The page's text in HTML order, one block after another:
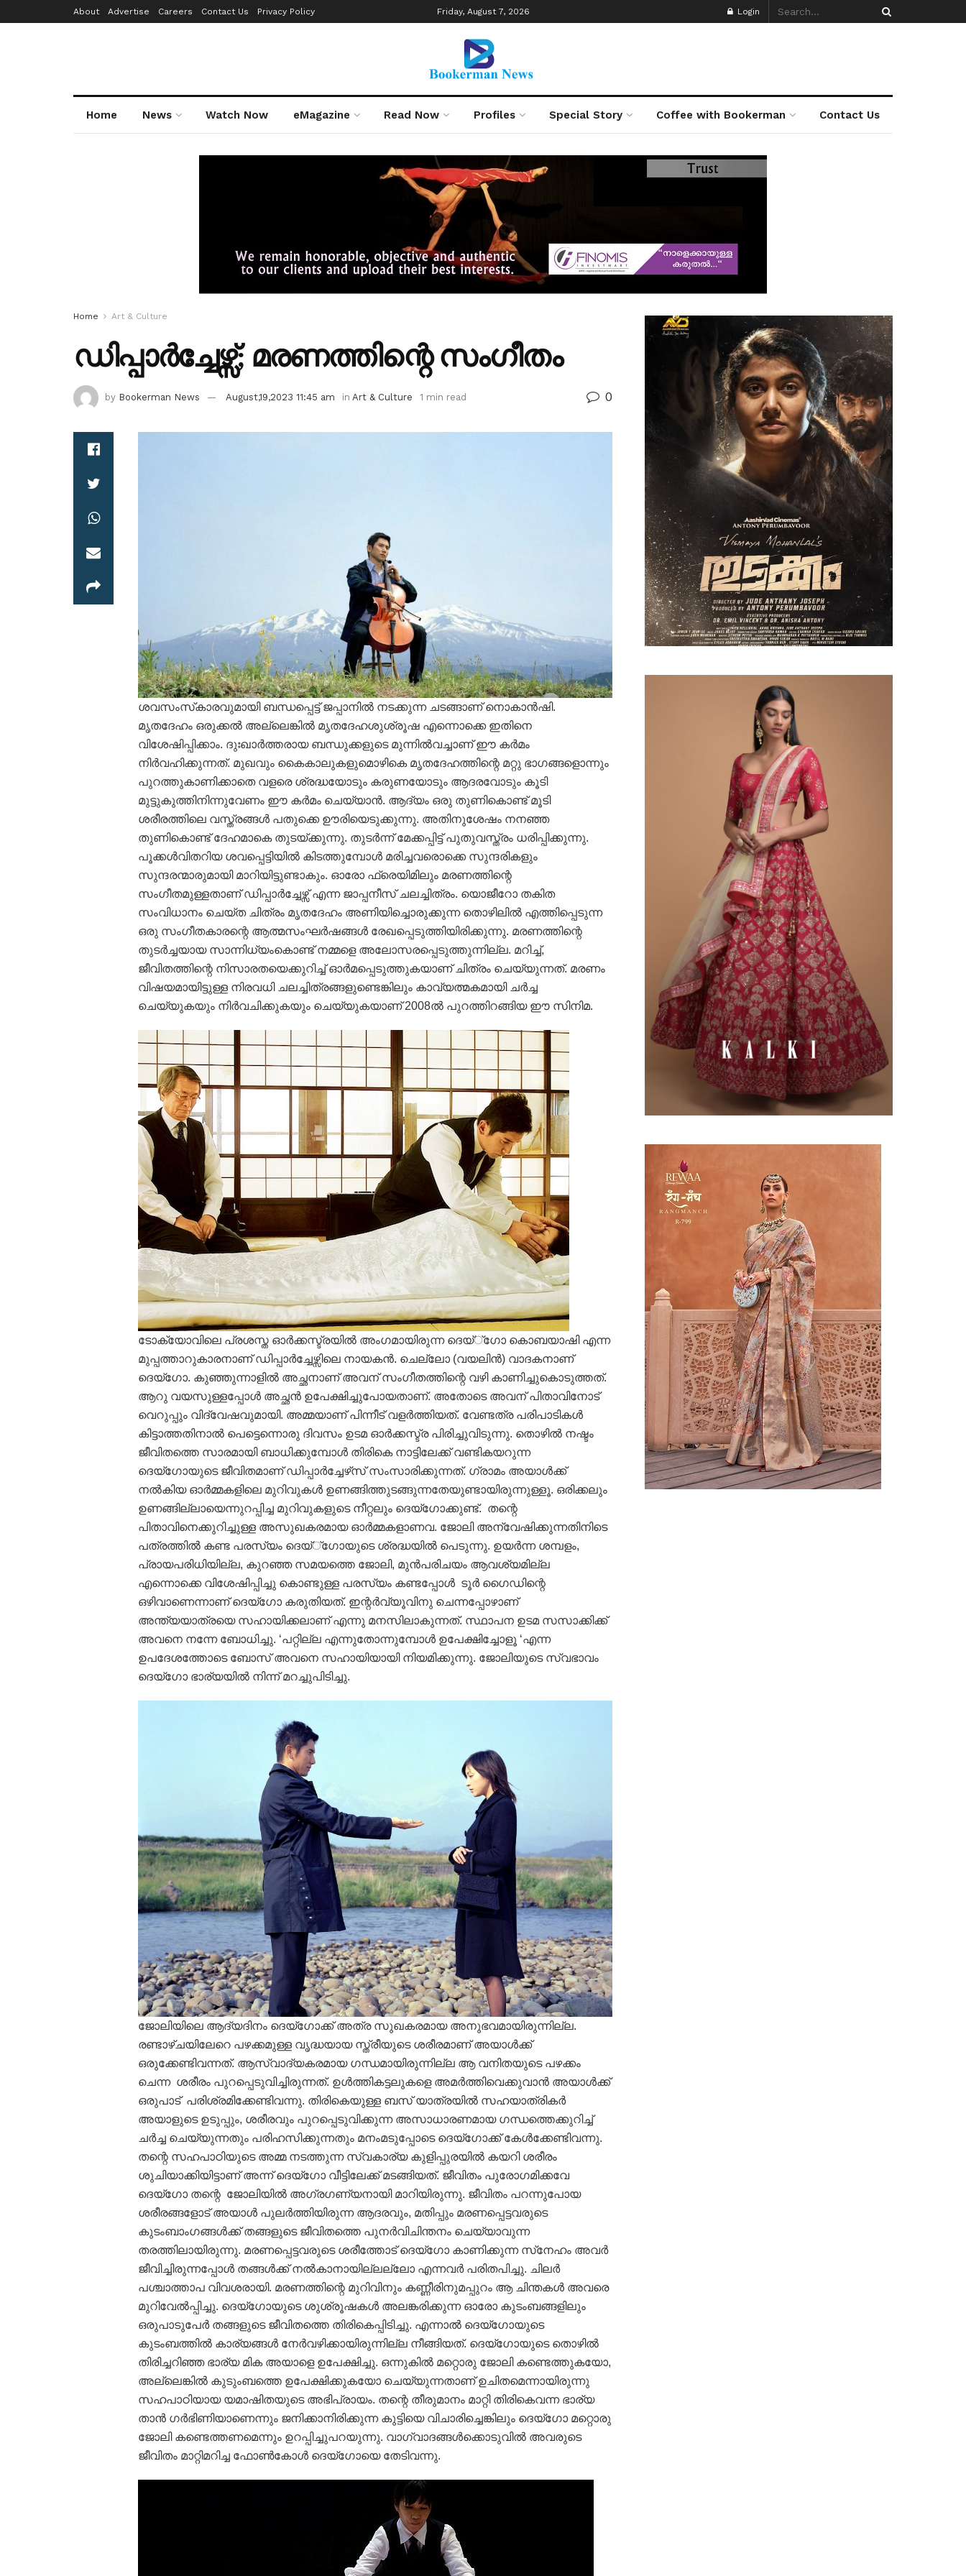
About Advertise Careers Contact Us Privacy Policy Friday, August 7, 2026 Login
Home News Watch Now eMagazine Read Now Profiles Special Story Coffee with Bookerman Contact Us
Home Art & Culture
ഡിപ്പാര്‍ച്ചേഴ്സ്; മരണത്തിന്റെ സംഗീതം
by Bookerman News August,19,2023 11:45 am in Art & Culture 1 min read 0
ശവസംസ്‌കാരവുമായി ബന്ധപ്പെട്ട് ജപ്പാനില്‍ നടക്കുന്ന ചടങ്ങാണ് നൊകാന്‍ഷി.
മൃതദേഹം ഒരുക്കല്‍ അല്ലെങ്കില്‍ മൃതദേഹശുശ്രൂഷ എന്നൊക്കെ ഇതിനെ
വിശേഷിപ്പിക്കാം. ദുഃഖാര്‍ത്തരായ ബന്ധുക്കളുടെ മുന്നില്‍വച്ചാണ് ഈ കര്‍മം
നിര്‍വഹിക്കുന്നത്. മുഖവും കൈകാലുകളുമൊഴികെ മൃതദേഹത്തിന്റെ മറ്റു ഭാഗങ്ങളൊന്നും
പുറത്തുകാണിക്കാതെ വളരെ ശ്രദ്ധയോടും കരുണയോടും ആദരവോടും കൂടി
മുട്ടുകുത്തിനിന്നുവേണം ഈ കര്‍മം ചെയ്യാന്‍. ആദ്യം ഒരു തുണികൊണ്ട് മൂടി
ശരീരത്തിലെ വസ്ത്രങ്ങള്‍ പതുക്കെ ഊരിയെടുക്കുന്നു. അതിനുശേഷം നനഞ്ഞ
തുണികൊണ്ട് ദേഹമാകെ തുടയ്ക്കുന്നു. തുടര്‍ന്ന് മേക്കപ്പിട്ട് പുതുവസ്ത്രം ധരിപ്പിക്കുന്നു.
പൂക്കള്‍വിതറിയ ശവപ്പെട്ടിയില്‍ കിടത്തുമ്പോള്‍ മരിച്ചവരൊക്കെ സുന്ദരികളും
സുന്ദരന്മാരുമായി മാറിയിട്ടുണ്ടാകും. ഓരോ ഫ്രെയിമിലും മരണത്തിന്റെ
സംഗീതമുള്ളതാണ് ഡിപ്പാര്‍ച്ചേഴ്സ് എന്ന ജാപ്പനീസ് ചലച്ചിത്രം. യൊജീറോ തകിത
സംവിധാനം ചെയ്ത ചിത്രം മൃതദേഹം അണിയിച്ചൊരുക്കുന്ന തൊഴിലില്‍ എത്തിപ്പെടുന്ന
ഒരു സംഗീതകാരന്റെ ആത്മസംഘര്‍ഷങ്ങള്‍ രേഖപ്പെടുത്തിയിരിക്കുന്നു. മരണത്തിന്റെ
തുടര്‍ച്ചയായ സാന്നിധ്യംകൊണ്ട് നമ്മളെ അലോസരപ്പെടുത്തുന്നില്ല. മറിച്ച്,
ജീവിതത്തിന്റെ നിസാരതയെക്കുറിച്ച് ഓര്‍മപ്പെടുത്തുകയാണ് ചിത്രം ചെയ്യുന്നത്. മരണം
വിഷയമായിട്ടുള്ള നിരവധി ചലച്ചിത്രങ്ങളുണ്ടെങ്കിലും കാവ്യത്മകമായി ചര്‍ച്ച
ചെയ്യുകയും നിര്‍വചിക്കുകയും ചെയ്യുകയാണ് 2008ല്‍ പുറത്തിറങ്ങിയ ഈ സിനിമ.
ടോക്യോവിലെ പ്രശസ്ത ഓര്‍ക്കസ്ട്രയില്‍ അംഗമായിരുന്ന ദെയ്്‌ഗോ കൊബയാഷി എന്ന
മുപ്പത്താറുകാരനാണ് ഡിപ്പാര്‍ച്ചേഴ്സിലെ നായകന്‍. ചെല്ലോ (വയലിന്‍) വാദകനാണ്
ദെയ്‌ഗോ. കുഞ്ഞുന്നാളില്‍ അച്ഛനാണ് അവന് സംഗീതത്തിന്റെ വഴി കാണിച്ചുകൊടുത്തത്.
ആറു വയസുള്ളപ്പോള്‍ അച്ഛന്‍ ഉപേക്ഷിച്ചുപോയതാണ്. അതോടെ അവന് പിതാവിനോട്
വെറുപ്പും വിദ്വേഷവുമായി. അമ്മയാണ് പിന്നീട് വളര്‍ത്തിയത്. വേണ്ടത്ര പരിപാടികള്‍
കിട്ടാത്തതിനാല്‍ പെട്ടെന്നൊരു ദിവസം ഉടമ ഓര്‍ക്കസ്ട്ര പിരിച്ചുവിടുന്നു. തൊഴില്‍ നഷ്ടം
ജീവിതത്തെ സാരമായി ബാധിക്കുമ്പോള്‍ തിരികെ നാട്ടിലേക്ക് വണ്ടികയറുന്ന
ദെയ്‌ഗോയുടെ ജീവിതമാണ് ഡിപ്പാര്‍ച്ചേഴ്‌സ് സംസാരിക്കുന്നത്. ഗ്രാമം അയാള്‍ക്ക്
നല്‍കിയ ഓര്‍മ്മകളിലെ മുറിവുകള്‍ ഉണങ്ങിത്തുടങ്ങുന്നതേയുണ്ടായിരുന്നുള്ളൂ. ഒരിക്കലും
ഉണങ്ങില്ലായെന്നുറപ്പിച്ച മുറിവുകളുടെ നീറ്റലും ദെയ്‌ഗോക്കുണ്ട്. തന്റെ
പിതാവിനെക്കുറിച്ചുള്ള അസുഖകരമായ ഓര്‍മ്മകളാണവ. ജോലി അന്വേഷിക്കുന്നതിനിടെ
പത്രത്തില്‍ കണ്ട പരസ്യം ദെയ്്‌ഗോയുടെ ശ്രദ്ധയില്‍ പെടുന്നു. ഉയര്‍ന്ന ശമ്പളം,
പ്രായപരിധിയില്ല, കുറഞ്ഞ സമയത്തെ ജോലി, മുന്‍പരിചയം ആവശ്യമില്ല
എന്നൊക്കെ വിശേഷിപ്പിച്ചു കൊണ്ടുള്ള പരസ്യം കണ്ടപ്പോള്‍ ടൂര്‍ ഗൈഡിന്റെ
ഒഴിവാണെന്നാണ് ദെയ്‌ഗോ കരുതിയത്. ഇന്റര്‍വ്യൂവിനു ചെന്നപ്പോഴാണ്
അന്ത്യയാത്രയെ സഹായിക്കലാണ് എന്നു മനസിലാകുന്നത്. സ്ഥാപന ഉടമ സസാക്കിക്ക്
അവനെ നന്നേ ബോധിച്ചു. ‘പറ്റില്ല എന്നുതോന്നുമ്പോള്‍ ഉപേക്ഷിച്ചോളൂ ‘എന്ന
ഉപദേശത്തോടെ ബോസ് അവനെ സഹായിയായി നിയമിക്കുന്നു. ജോലിയുടെ സ്വഭാവം
ദെയ്‌ഗോ ഭാര്യയില്‍ നിന്ന് മറച്ചുപിടിച്ചു.
ജോലിയിലെ ആദ്യദിനം ദെയ്‌ഗോക്ക് അത്ര സുഖകരമായ അനുഭവമായിരുന്നില്ല.
രണ്ടാഴ്ചയിലേറെ പഴക്കമുള്ള വൃദ്ധയായ സ്ത്രീയുടെ ശരീരമാണ് അയാള്‍ക്ക്
ഒരുക്കേണ്ടിവന്നത്. ആസ്വാദ്യകരമായ ഗന്ധമായിരുന്നില്ല ആ വനിതയുടെ പഴക്കം
ചെന്ന ശരീരം പുറപ്പെടുവിച്ചിരുന്നത്. ഉള്‍ത്തികട്ടലുകളെ അമര്‍ത്തിവെക്കുവാന്‍ അയാള്‍ക്ക്
ഒരുപാട് പരിശ്രമിക്കേണ്ടിവന്നു. തിരികെയുള്ള ബസ് യാത്രയില്‍ സഹയാത്രികര്‍
അയാളുടെ ഉടുപ്പും, ശരീരവും പുറപ്പെടുവിക്കുന്ന അസാധാരണമായ ഗന്ധത്തെക്കുറിച്ച്
ചര്‍ച്ച ചെയ്യുന്നതും പരിഹസിക്കുന്നതും മനംമടുപ്പോടെ ദെയ്‌ഗോക്ക് കേള്‍ക്കേണ്ടിവന്നു.
തന്റെ സഹപാഠിയുടെ അമ്മ നടത്തുന്ന സ്വകാര്യ കുളിപ്പുരയില്‍ കയറി ശരീരം
ശുചിയാക്കിയിട്ടാണ് അന്ന് ദെയ്‌ഗോ വീട്ടിലേക്ക് മടങ്ങിയത്. ജീവിതം പുരോഗമിക്കവേ
ദെയ്‌ഗോ തന്റെ ജോലിയില്‍ അഗ്രഗണ്യനായി മാറിയിരുന്നു. ജീവിതം പറന്നുപോയ
ശരീരങ്ങളോട് അയാള്‍ പുലര്‍ത്തിയിരുന്ന ആദരവും, മതിപ്പും മരണപ്പെട്ടവരുടെ
കുടംബാംഗങ്ങള്‍ക്ക് തങ്ങളുടെ ജീവിതത്തെ പുനര്‍വിചിന്തനം ചെയ്യാവുന്ന
തരത്തിലായിരുന്നു. മരണപ്പെട്ടവരുടെ ശരീത്തോട് ദെയ്‌ഗോ കാണിക്കുന്ന സ്‌നേഹം അവര്‍
ജീവിച്ചിരുന്നപ്പോള്‍ തങ്ങള്‍ക്ക് നല്‍കാനായില്ലല്ലോ എന്നവര്‍ പരിതപിച്ചു. ചിലര്‍
പശ്ചാത്താപ വിവശരായി. മരണത്തിന്റെ മുറിവിനും കണ്ണീരിനുമപ്പുറം ആ ചിന്തകള്‍ അവരെ
മുറിവേല്‍പ്പിച്ചു. ദെയ്‌ഗോയുടെ ശുശ്രൂഷകള്‍ അലങ്കരിക്കുന്ന ഓരോ കുടംബങ്ങളിലും
ഒരുപാടുപേര്‍ തങ്ങളുടെ ജീവിതത്തെ തിരികെപ്പിടിച്ചു. എന്നാല്‍ ദെയ്‌ഗോയുടെ
കുടംബത്തില്‍ കാര്യങ്ങള്‍ നേര്‍വഴിക്കായിരുന്നില്ല നീങ്ങിയത്. ദെയ്‌ഗോയുടെ തൊഴില്‍
തിരിച്ചറിഞ്ഞ ഭാര്യ മിക അയാളെ ഉപേക്ഷിച്ചു. ഒന്നുകില്‍ മറ്റൊരു ജോലി കണ്ടെത്തുകയോ,
അല്ലെങ്കില്‍ കുടുംബത്തെ ഉപേക്ഷിക്കുകയോ ചെയ്യുന്നതാണ് ഉചിതമെന്നായിരുന്നു
സഹപാഠിയായ യമാഷിതയുടെ അഭിപ്രായം. തന്റെ തീരുമാനം മാറ്റി തിരികെവന്ന ഭാര്യ
താന്‍ ഗര്‍ഭിണിയാണെന്നും ജനിക്കാനിരിക്കുന്ന കുട്ടിയെ വിചാരിച്ചെങ്കിലും ദെയ്‌ഗോ മറ്റൊരു
ജോലി കണ്ടെത്തണമെന്നും ഉറപ്പിച്ചുപറയുന്നു. വാഗ്വാദങ്ങള്‍ക്കൊടുവില്‍ അവരുടെ
ജീവിതം മാറ്റിമറിച്ച ഫോണ്‍കോള്‍ ദെയ്‌ഗോയെ തേടിവന്നു.